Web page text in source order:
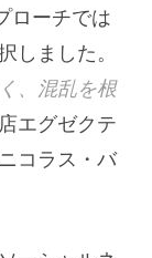
ローチでは
しました。
、混乱を根
エグゼクテ
コラス・バ